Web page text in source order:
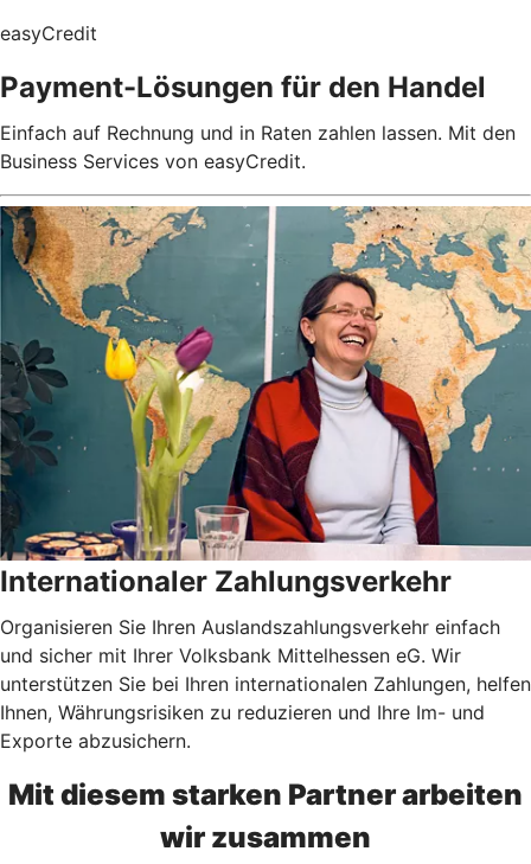
easyCredit
Payment-Lösungen für den Handel
Einfach auf Rechnung und in Raten zahlen lassen. Mit den
Business Services von easyCredit.
Internationaler Zahlungsverkehr
Organisieren Sie Ihren Auslandszahlungsverkehr einfach
und sicher mit Ihrer Volksbank Mittelhessen eG. Wir
unterstützen Sie bei Ihren internationalen Zahlungen, helfen
Ihnen, Währungsrisiken zu reduzieren und Ihre Im- und
Exporte abzusichern.
Mit diesem starken Partner arbeiten
wir zusammen